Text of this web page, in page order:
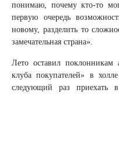
понимаю, почему кто-то
первую очередь
новому, разделить то
замечательная страна».
Лето оставил поклонникам
клуба покупателей» в
следующий раз приехать